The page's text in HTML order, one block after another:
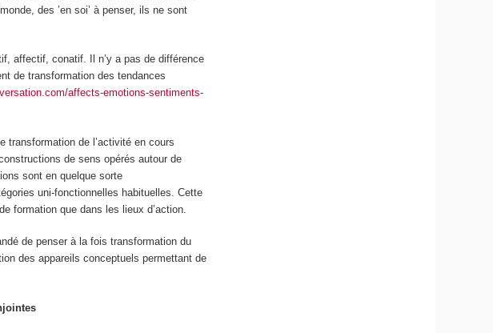
des ’en soi’ à penser, ils ne sont
affectif, conatif. Il n’y a pas de différence
de transformation des tendances
affects-emotions-sentiments-
transformation de l’activité en cours
de sens opérés autour de
sont en quelque sorte
uni-fonctionnelles habituelles. Cette
formation que dans les lieux d’action.
de penser à la fois transformation du
des appareils conceptuels permettant de